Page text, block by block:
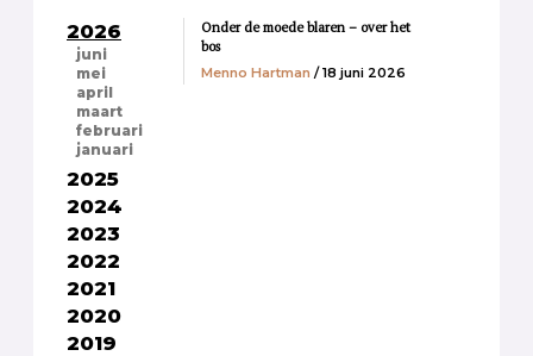
2026
juni
mei
april
maart
februari
januari
2025
2024
2023
2022
2021
2020
2019
Onder de moede blaren – over het
bos
Menno Hartman / 18 juni 2026